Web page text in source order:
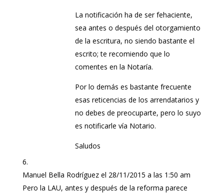
La notificación ha de ser fehaciente,
sea antes o después del otorgamiento
de la escritura, no siendo bastante el
escrito; te recomiendo que lo
comentes en la Notaría.
Por lo demás es bastante frecuente
esas reticencias de los arrendatarios y
no debes de preocuparte, pero lo suyo
es notificarle vía Notario.
Saludos
Manuel Bella Rodríguez el 28/11/2015 a las 1:50 am
Pero la LAU, antes y después de la reforma parece